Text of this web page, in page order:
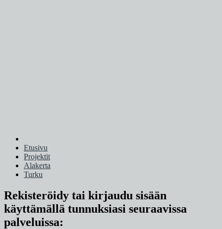
Etusivu
Projektit
Alakerta
Turku
Rekisteröidy tai kirjaudu sisään
käyttämällä tunnuksiasi seuraavissa
palveluissa: